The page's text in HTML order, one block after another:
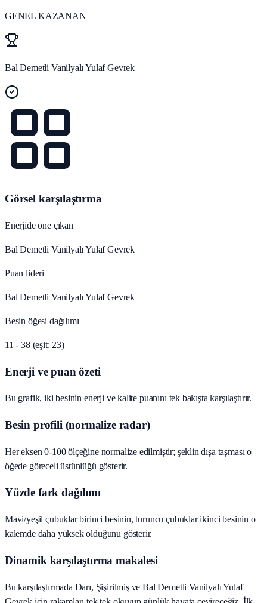
GENEL KAZANAN
Bal Demetli Vanilyalı Yulaf Gevrek
Görsel karşılaştırma
Enerjide öne çıkan
Bal Demetli Vanilyalı Yulaf Gevrek
Puan lideri
Bal Demetli Vanilyalı Yulaf Gevrek
Besin öğesi dağılımı
11 - 38 (eşit: 23)
Enerji ve puan özeti
Bu grafik, iki besinin enerji ve kalite puanını tek bakışta karşılaştırır.
Besin profili (normalize radar)
Her eksen 0-100 ölçeğine normalize edilmiştir; şeklin dışa taşması o
öğede göreceli üstünlüğü gösterir.
Yüzde fark dağılımı
Mavi/yeşil çubuklar birinci besinin, turuncu çubuklar ikinci besinin o
kalemde daha yüksek olduğunu gösterir.
Dinamik karşılaştırma makalesi
Bu karşılaştırmada Darı, Şişirilmiş ve Bal Demetli Vanilyalı Yulaf